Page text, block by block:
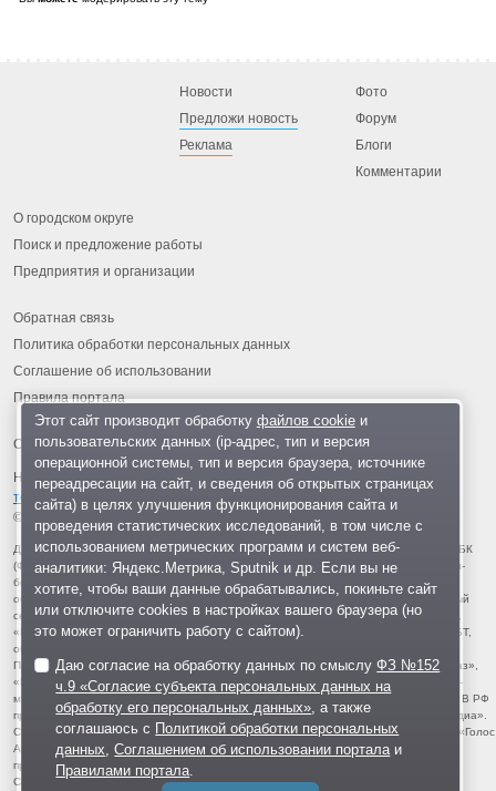
Новости
Предложи новость
Реклама
Фото
Форум
Блоги
Комментарии
О городском округе
Поиск и предложение работы
Предприятия и организации
Обратная связь
Политика обработки персональных данных
Соглашение об использовании
Правила портала
На информационном ресурсе применяются рекомендательные
технологии
© 2013-2026 «ОИНФО»,
сделано в Одинцово
Для читателей: В России признаны экстремистскими и запрещены организации ФБК
(Фонд борьбы с коррупцией, признан иноагентом), Штабы Навального, «Национал-
большевистская партия», «Свидетели Иеговы», «Армия воли народа», «Русский
общенациональный союз», «Движение против нелегальной иммиграции», «Правый
сектор», УНА-УНСО, УПА, «Тризуб им. Степана Бандеры», «Мизантропик дивижн»,
«Меджлис крымскотатарского народа», движение «Артподготовка», движение ЛГБТ,
общероссийская политическая партия «Воля», АУЕ, батальоны «Азов» и «Айдар».
Признаны террористическими и запрещены: «Движение Талибан», «Имарат Кавказ»,
«Исламское государство» (ИГ, ИГИЛ), Джебхад-ан-Нусра, «АУМ Синрике», «Братья-
мусульмане», «Аль-Каида в странах исламского Магриба», «Сеть», «Колумбайн». В РФ
признана нежелательной деятельность «Открытой России», издания «Проект Медиа».
СМИ-иноагентами признаны: телеканал «Дождь», «Медуза», «Важные истории», «Голос
Америки», радио «Свобода», The Insider, «Медиазона», ОВД-инфо. Иноагентами
признаны общество/центр «Мемориал», «Аналитический Центр Юрия Левады»,
Сахаровский центр. Instagram и Facebook (Metа) запрещены в РФ за экстремизм.
Этот сайт производит обработку файлов cookieи
пользовательских данных (ip-адрес, тип и версия
операционной системы, тип и версия браузера, источнике
переадресации на сайт, и сведения об открытых страницах
сайта) в целях улучшения функционирования сайта и
проведения статистических исследований, в том числе с
использованием метрических программ и систем веб-
аналитики: Яндекс.Метрика, Sputnik и др. Если вы не
хотите, чтобы ваши данные обрабатывались, покиньте сайт
или отключите cookies в настройках вашего браузера (но
это может ограничить работу с сайтом).
Даю согласие на обработку данных по смыслуФЗ №152
ч.9 «Согласие субъекта персональных данных на
обработку его персональных данных» , а также
соглашаюсь с Политикой обработки персональных
данных ,Соглашением об использовании портала и
Правилами портала